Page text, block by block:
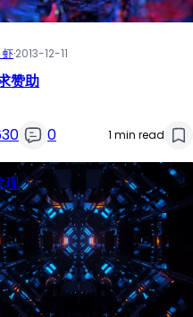
虾·2013-12-11
赞助
0 1 min read
现